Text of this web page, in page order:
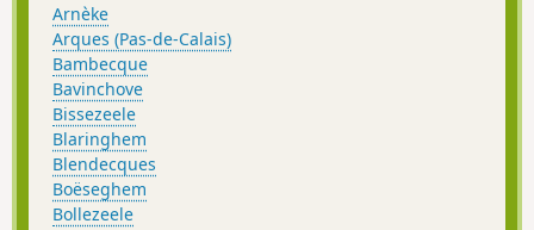
Arnèke
Arques (Pas-de-Calais)
Bambecque
Bavinchove
Bissezeele
Blaringhem
Blendecques
Boëseghem
Bollezeele